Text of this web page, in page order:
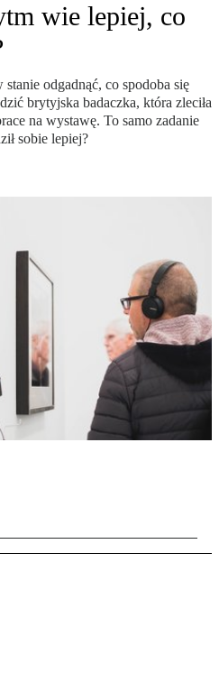
wie lepiej, co
odgadnąć, co spodoba się
brytyjska badaczka, która zleciła
na wystawę. To samo zadanie
sobie lepiej?